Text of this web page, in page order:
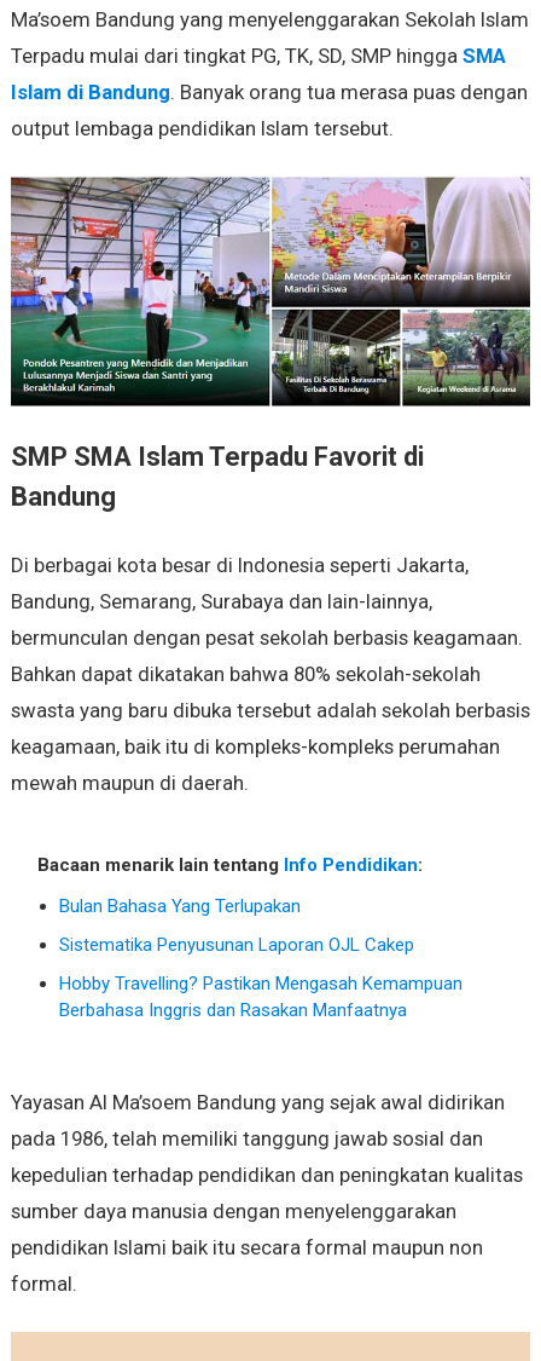
Ma’soem Bandung yang menyelenggarakan Sekolah Islam
Terpadu mulai dari tingkat PG, TK, SD, SMP hingga SMA
Islam di Bandung. Banyak orang tua merasa puas dengan
output lembaga pendidikan Islam tersebut.
SMP SMA Islam Terpadu Favorit di
Bandung
Di berbagai kota besar di Indonesia seperti Jakarta,
Bandung, Semarang, Surabaya dan lain-lainnya,
bermunculan dengan pesat sekolah berbasis keagamaan.
Bahkan dapat dikatakan bahwa 80% sekolah-sekolah
swasta yang baru dibuka tersebut adalah sekolah berbasis
keagamaan, baik itu di kompleks-kompleks perumahan
mewah maupun di daerah.
Bacaan menarik lain tentang Info Pendidikan:
Bulan Bahasa Yang Terlupakan
Sistematika Penyusunan Laporan OJL Cakep
Hobby Travelling? Pastikan Mengasah Kemampuan
Berbahasa Inggris dan Rasakan Manfaatnya
Yayasan Al Ma’soem Bandung yang sejak awal didirikan
pada 1986, telah memiliki tanggung jawab sosial dan
kepedulian terhadap pendidikan dan peningkatan kualitas
sumber daya manusia dengan menyelenggarakan
pendidikan Islami baik itu secara formal maupun non
formal.